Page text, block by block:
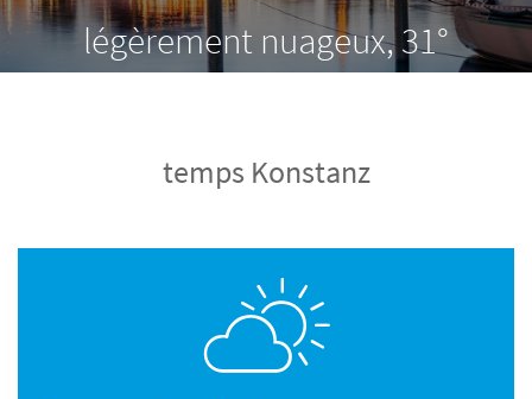
légèrement nuageux, 31°
temps Konstanz